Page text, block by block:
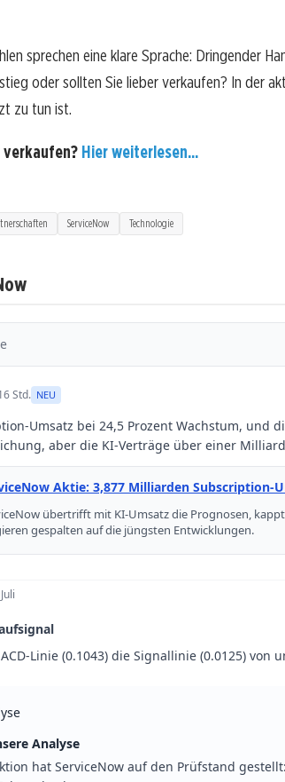
sprechen eine klare Sprache: Dringender
oder sollten Sie lieber verkaufen? In der
zu tun ist.
verkaufen? Hier weiterlesen...
ServiceNow Technologie